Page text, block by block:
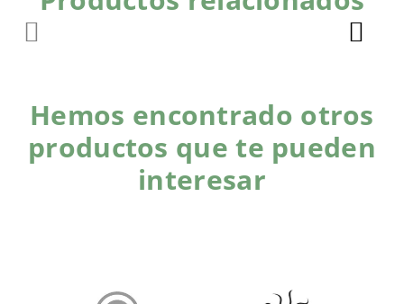
Hemos encontrado otros
productos que te pueden
interesar